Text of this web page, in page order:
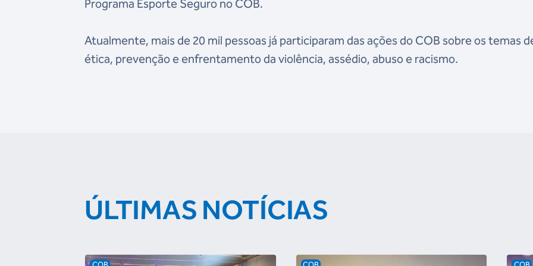
Programa Esporte Seguro no COB.
Atualmente, mais de 20 mil pessoas já participaram das ações do COB sobre os temas
ética, prevenção e enfrentamento da violência, assédio, abuso e racismo.
ÚLTIMAS NOTÍCIAS